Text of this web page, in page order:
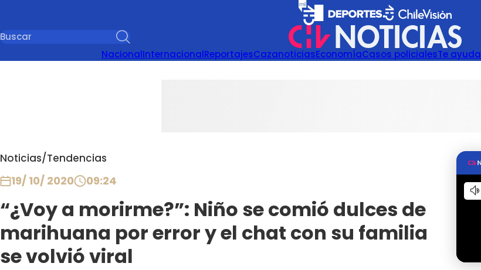
NacionalInternacionalReportajesCazanoticiasEconomíaCasos policialesTe ayuda
Noticias/Tendencias
19/ 10/ 2020 09:24
“¿Voy a morirme?”: Niño se comió dulces de
marihuana por error y el chat con su familia
se volvió viral